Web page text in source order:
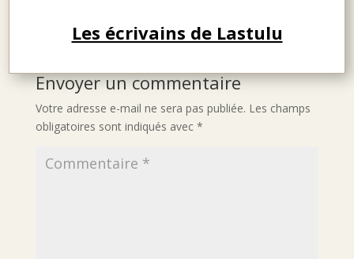
Les écrivains de Lastulu
Envoyer un commentaire
Votre adresse e-mail ne sera pas publiée. Les champs
obligatoires sont indiqués avec *